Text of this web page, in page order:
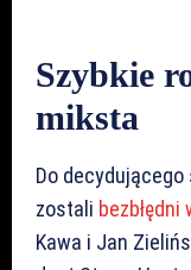
Szybkie
miksta
Do
zostali
Kawa i Jan